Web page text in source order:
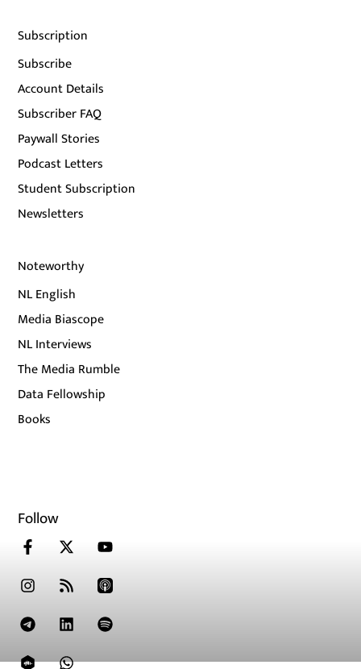
Subscription
Subscribe
Account Details
Subscriber FAQ
Paywall Stories
Podcast Letters
Student Subscription
Newsletters
Noteworthy
NL English
Media Biascope
NL Interviews
The Media Rumble
Data Fellowship
Books
Follow